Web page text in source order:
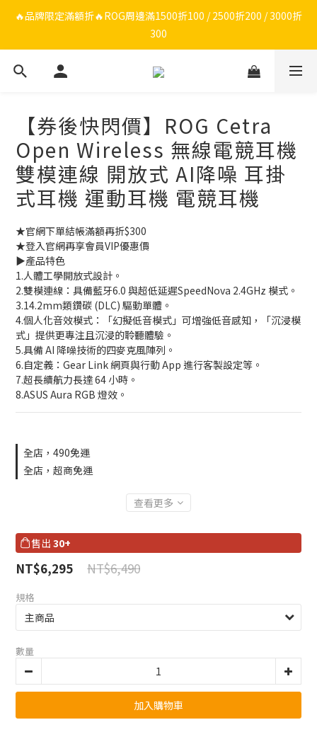
🔥品牌限定滿額折🔥ROG周邊滿1500折100 / 2500折200 / 3000折
300
🔥品牌限定滿額折🔥ROG周邊滿1500折100 / 2500折200 / 3000折
300
🔥品牌加碼滿額折🔥Razer周邊滿1500折100 / 2500折200 / 3000
ROG/Razer 全館電競椅會員登錄再現折$300
🔥品牌限定滿額折🔥ROG周邊滿1500折100 / 2500折200 / 3000折
300
【券後快閃價】ROG Cetra
Open Wireless 無線電競耳機
雙模連線 開放式 AI降噪 耳掛
式耳機 運動耳機 電競耳機
★官網下單結帳滿額再折$300
★登入官網再享會員VIP優惠價
▶️產品特色
1.人體工學開放式設計。
2.雙模連線：具備藍牙6.0 與超低延遲SpeedNova 2.4GHz 模式。
3.14.2mm類鑽碳 (DLC) 驅動單體。
4.個人化音效模式：「幻擬低音模式」可增強低音感知，「沉浸模
式」提供更專注且沉浸的聆聽體驗。
5.具備 AI 降噪技術的四麥克風陣列。
6.自定義：Gear Link 網頁與行動 App 進行客製設定等。
7.超長續航力長達 64 小時。
8.ASUS Aura RGB 燈效。
全店，490免運
全店，超商免運
查看更多
售出 30+
NT$6,490
NT$6,295
規格
數量
加入購物車